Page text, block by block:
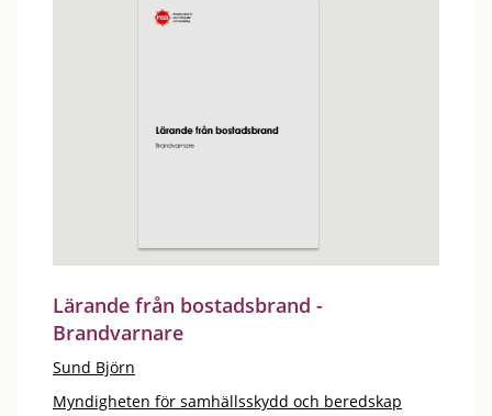
Lärande från bostadsbrand -
Brandvarnare
Sund Björn
Myndigheten för samhällsskydd och beredskap